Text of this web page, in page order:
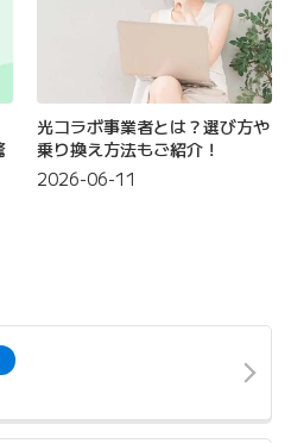
光コラボ事業者とは？選び方や
乗り換え方法もご紹介！
2026-06-11